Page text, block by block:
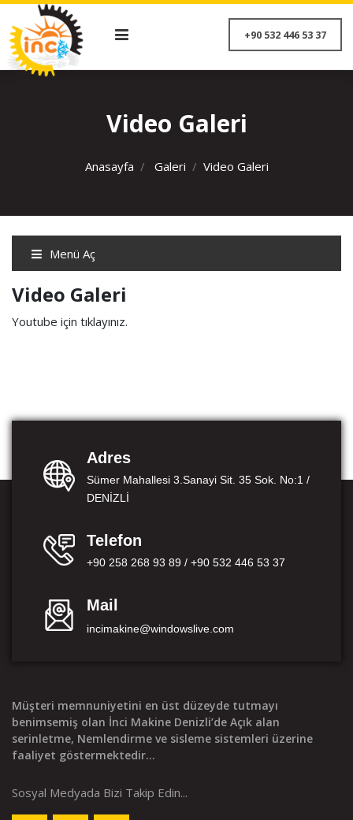
+90 532 446 53
Video Galeri
Anasayfa Galeri Video Galeri
Menü Aç
Video Galeri
Youtube için tıklayınız.
Adres
Sümer Mahallesi 3.Sanayi Sit. 35 Sok. No:1 /
DENİZLİ
Telefon
+90 258 268 93 89 / +90 532 446 53 37
Mail
incimakine@windowslive.com
Müşteri memnuniyetini en üst düzeyde tutmayı
benimsemiş olan İnci Makine Denizli’de Açık alan
serinletme, Nemlendirme ve sisleme sistemleri üzerine
faaliyet göstermektedir...
Sosyal Medyada Bizi Takip Edin...